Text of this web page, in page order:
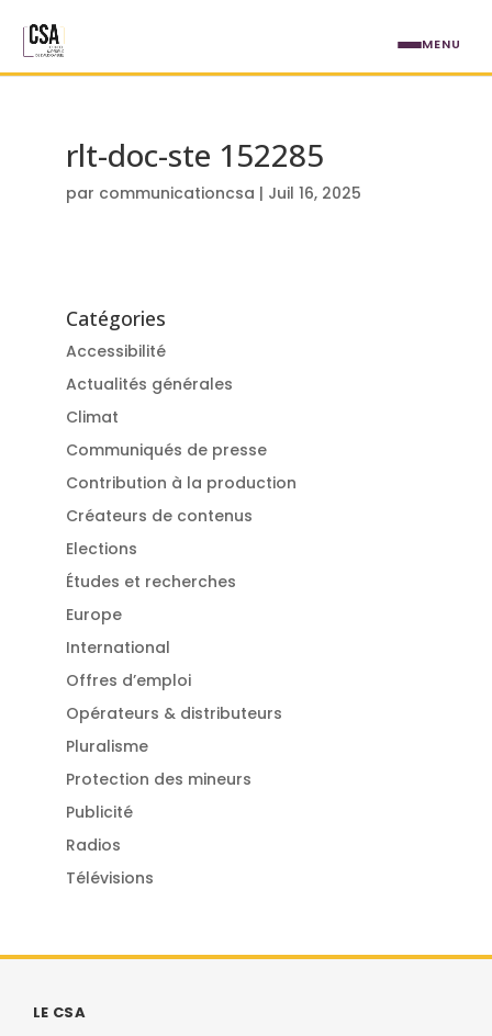
rlt-doc-ste 152285
par communicationcsa | Juil 16, 2025
Catégories
Accessibilité
Actualités générales
Climat
Communiqués de presse
Contribution à la production
Créateurs de contenus
Elections
Études et recherches
Europe
International
Offres d’emploi
Opérateurs & distributeurs
Pluralisme
Protection des mineurs
Publicité
Radios
Télévisions
LE CSA
MENU